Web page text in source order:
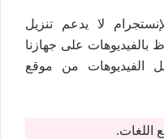
لا يدعم تنزيل
بالفيديوهات على جهازنا
الفيديوهات من موقع
اللغات.